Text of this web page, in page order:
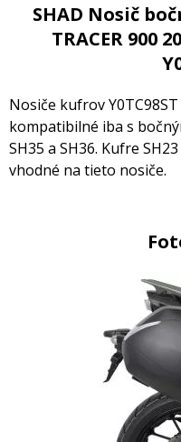
SHAD Nosič
TRACER 900
Nosiče kufrov
kompatibilné iba s
SH35 a SH36. Kufre
vhodné na tieto nosiče.